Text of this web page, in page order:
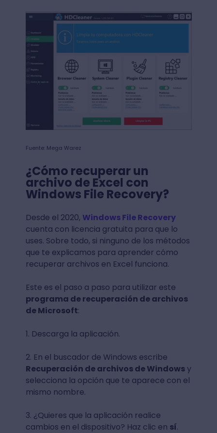
Fuente: Mega Warez
¿Cómo recuperar un
archivo de Excel con
Windows File Recovery?
Desde el 2020, Windows File Recovery
cuenta con licencia gratuita para que lo
uses. Sobre todo, si ninguno de los métodos
que te explicamos para aprender cómo
recuperar archivos en Excel funciona.
Este es el paso a paso para utilizar este
programa de recuperación de archivos
de Microsoft:
1. Descarga la aplicación.
2. En el buscador de Windows escribe
Recuperación de archivos de Windowsy
selecciona la opción que te aparece con el
mismo nombre.
3. ¿Quieres que la aplicación realice
cambios en el dispositivo? Haz clic en sí.